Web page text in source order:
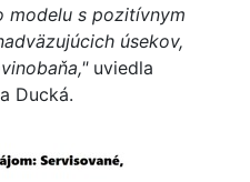
modelu s pozitívnym
úsekov,
uviedla
Ducká.